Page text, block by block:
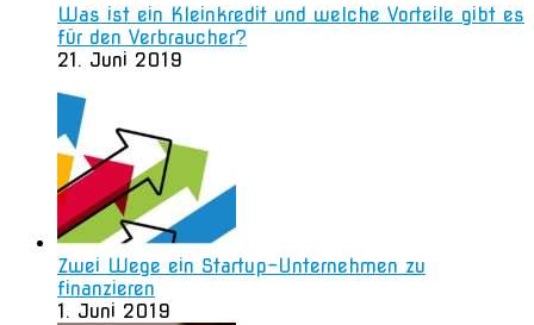
Was ist ein Kleinkredit und welche Vorteile gibt es
für den Verbraucher?
21. Juni 2019
Zwei Wege ein Startup-Unternehmen zu
finanzieren
1. Juni 2019